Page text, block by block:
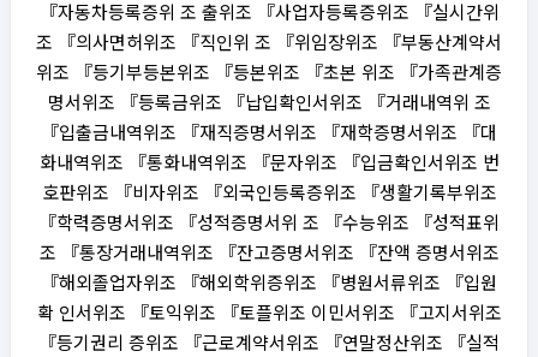
『자동차등록증위 조 출위조 『사업자등록증위조 『실시간위
조 『의사면허위조 『직인위 조 『위임장위조 『부동산계약서
위조 『등기부등본위조 『등본위조 『초본 위조 『가족관계증
명서위조 『등록금위조 『납입확인서위조 『거래내역위 조
『입출금내역위조 『재직증명서위조 『재학증명서위조 『대
화내역위조 『통화내역위조 『문자위조 『입금확인서위조 번
호판위조 『비자위조 『외국인등록증위조 『생활기록부위조
『학력증명서위조 『성적증명서위 조 『수능위조 『성적표위
조 『통장거래내역위조 『잔고증명서위조 『잔액 증명서위조
『해외졸업자위조 『해외학위증위조 『병원서류위조 『입원
확 인서위조 『토익위조 『토플위조 이민서위조 『고지서위조
『등기권리 증위조 『근로계약서위조 『연말정산위조 『실적